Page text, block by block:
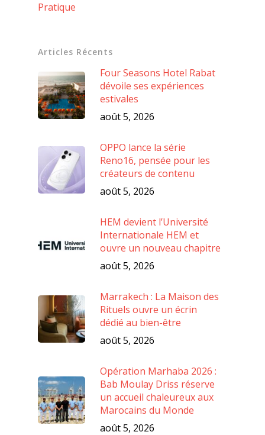
Pratique
Articles Récents
Four Seasons Hotel Rabat
dévoile ses expériences
estivales
août 5, 2026
OPPO lance la série
Reno16, pensée pour les
créateurs de contenu
août 5, 2026
HEM devient l’Université
Internationale HEM et
ouvre un nouveau chapitre
août 5, 2026
Marrakech : La Maison des
Rituels ouvre un écrin
dédié au bien-être
août 5, 2026
Opération Marhaba 2026 :
Bab Moulay Driss réserve
un accueil chaleureux aux
Marocains du Monde
août 5, 2026